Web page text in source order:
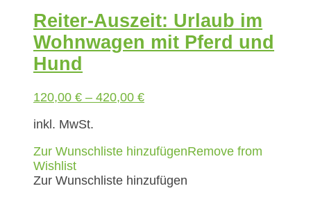
Reiter-Auszeit: Urlaub im
Wohnwagen mit Pferd und
Hund
120,00 € – 420,00 €
inkl. MwSt.
Zur Wunschliste hinzufügenRemove from
Wishlist
Zur Wunschliste hinzufügen